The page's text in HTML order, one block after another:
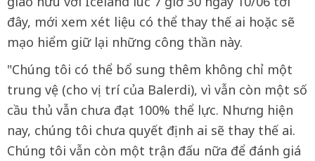
đây, mới xem xét liệu có thể thay thế ai hoặc sẽ
mạo hiểm giữ lại những công thần này.
"Chúng tôi có thể bổ sung thêm không chỉ một
trung vệ (cho vị trí của Balerdi), vì vẫn còn một số
cầu thủ vẫn chưa đạt 100% thể lực. Nhưng hiện
nay, chúng tôi chưa quyết định ai sẽ thay thế ai.
Chúng tôi vẫn còn một trận đấu nữa để đánh giá